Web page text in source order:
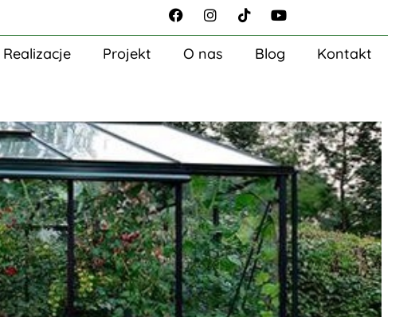
Realizacje Projekt O nas Blog Kontakt